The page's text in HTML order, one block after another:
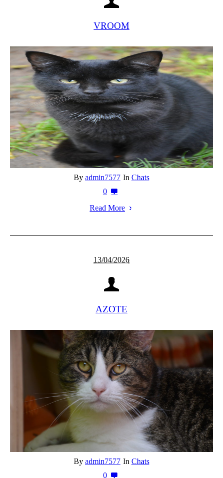
VROOM
By admin7577 In Chats
0
Read More
13/04/2026
AZOTE
By admin7577 In Chats
0